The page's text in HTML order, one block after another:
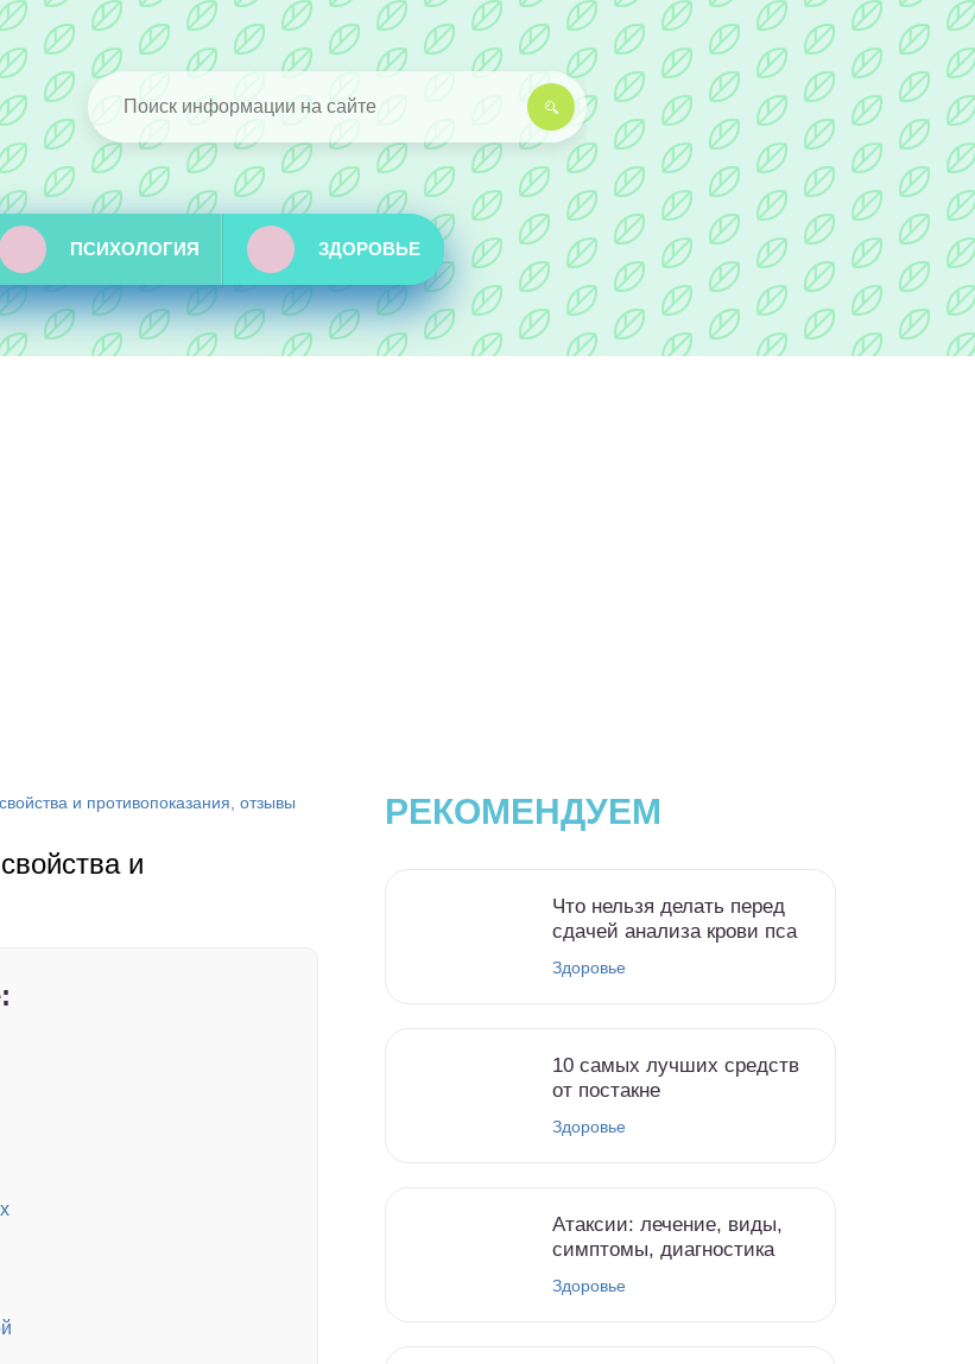
ПСИХОЛОГИЯ ЗДОРОВЬЕ
и противопоказания, отзывы
и
РЕКОМЕНДУЕМ
Что нельзя делать перед
сдачей анализа крови пса
Здоровье
10 самых лучших средств
от постакне
Здоровье
Атаксии: лечение, виды,
симптомы, диагностика
Здоровье